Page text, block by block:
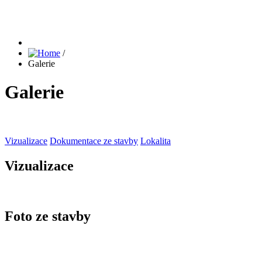
/
Galerie
Galerie
Vizualizace Dokumentace ze stavby Lokalita
Vizualizace
Foto ze stavby